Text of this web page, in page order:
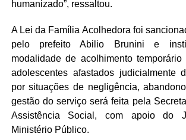
humanizado”, ressaltou.
A Lei da Família Acolhedora foi
pelo prefeito Abilio Brunini e
modalidade de acolhimento
adolescentes afastados judicialmente
por situações de negligência,
gestão do serviço será feita pela
Assistência Social, com apoio do
Ministério Público.